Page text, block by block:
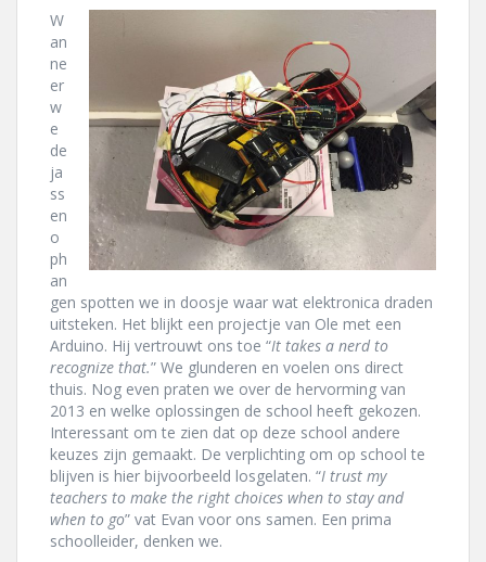
W
an
ne
er
w
e
de
ja
ss
en
o
ph
an
gen spotten we in doosje waar wat elektronica draden
uitsteken. Het blijkt een projectje van Ole met een
Arduino. Hij vertrouwt ons toe “It takes a nerd to
recognize that.” We glunderen en voelen ons direct
thuis. Nog even praten we over de hervorming van
2013 en welke oplossingen de school heeft gekozen.
Interessant om te zien dat op deze school andere
keuzes zijn gemaakt. De verplichting om op school te
blijven is hier bijvoorbeeld losgelaten. “I trust my
teachers to make the right choices when to stay and
when to go” vat Evan voor ons samen. Een prima
schoolleider, denken we.